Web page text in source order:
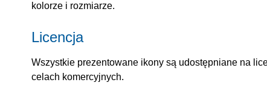
kolorze i rozmiarze.
Licencja
Wszystkie prezentowane ikony są udostępniane na
celach komercyjnych.